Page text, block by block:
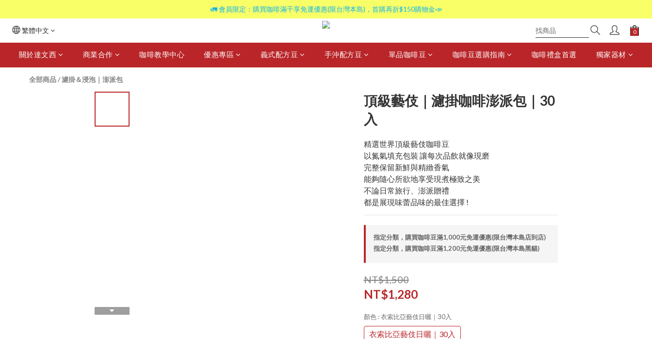
🚛 會員限定：購買咖啡滿千享免運優惠(限台灣本島)，首購再折$150購物金📣
繁體中文
關於達文西 商業合作 咖啡教學中心 優惠專區 義式配方豆 手沖配方豆 單品咖啡豆 咖啡豆選購指南 咖啡禮盒首選 獨家器材
全部商品/濾掛＆浸泡｜澎派包
頂級藝伎｜濾掛咖啡澎派包｜30
入
精選世界頂級藝伎咖啡豆
以氮氣填充包裝 讓每次品飲就像現磨
完整保留新鮮與精緻香氣
能夠隨心所欲地享受現煮極致之美
不論日常旅行、澎派贈禮
都是展現味蕾品味的最佳選擇 !
指定分類，購買咖啡豆滿1,000元免運優惠(限台灣本島店到店)
指定分類，購買咖啡豆滿1,200元免運優惠(限台灣本島黑貓)
NT$1,500
NT$1,280
顏色 : 衣索比亞藝伎日曬｜30入
衣索比亞藝伎日曬｜30入